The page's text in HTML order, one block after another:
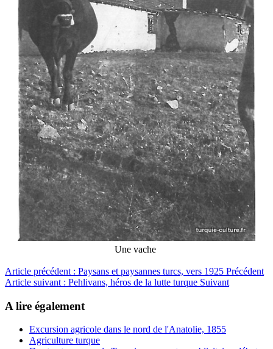
Une vache
Article précédent : Paysans et paysannes turcs, vers 1925 Précédent
Article suivant : Pehlivans, héros de la lutte turque Suivant
A lire également
Excursion agricole dans le nord de l'Anatolie, 1855
Agriculture turque